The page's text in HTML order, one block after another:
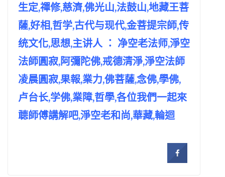
生定,禪修,慈濟,佛光山,法鼓山,地藏王菩
薩,好相,哲学,古代与现代,金菩提宗師,传
统文化,思想,主讲人 ： 净空老法师,淨空
法師圓寂,阿彌陀佛,戒德清淨,淨空法師
凌晨圓寂,果報,業力,佛菩薩,念佛,學佛,
卢台长,学佛,業障,哲學,各位我們一起來
聼師傅講解吧,淨空老和尚,華藏,輪迴